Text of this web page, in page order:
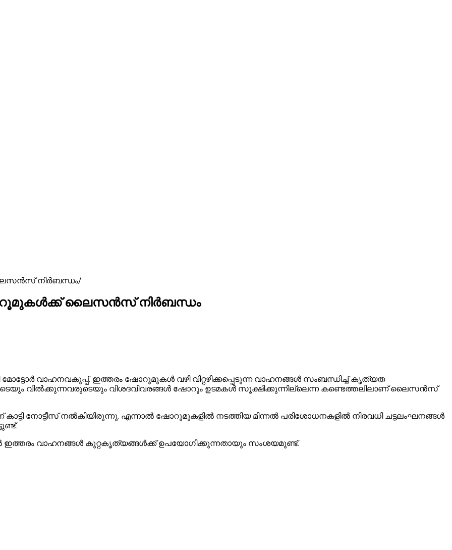
നിര്‍ബന്ധം
ലൈസന്‍സ് നിര്‍ബന്ധം
വാഹനവകുപ്പ്. ഇത്തരം ഷോറൂമുകള്‍ വഴി വിറ്റഴിക്കപ്പെടുന്ന വാഹനങ്ങള്‍ സംബന്ധിച്ച് കൃത്യത
വില്‍ക്കുന്നവരുടെയും വിശദവിവരങ്ങള്‍ ഷോറൂം ഉടമകള്‍ സൂക്ഷിക്കുന്നില്ലെന്ന കണ്ടെത്തലിലാണ് ലൈസന്‍സ്
നോട്ടീസ് നല്‍കിയിരുന്നു. എന്നാല്‍ ഷോറൂമുകളില്‍ നടത്തിയ മിന്നല്‍ പരിശോധനകളില്‍ നിരവധി ചട്ടലംഘനങ്ങള്‍
വാഹനങ്ങള്‍ കുറ്റകൃത്യങ്ങള്‍ക്ക് ഉപയോഗിക്കുന്നതായും സംശയമുണ്ട്.